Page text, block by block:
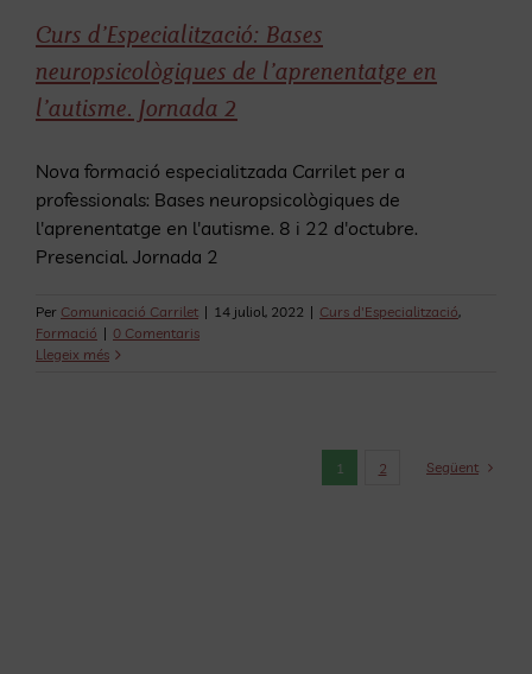
Curs d’Especialització: Bases
neuropsicològiques de l’aprenentatge en
l’autisme. Jornada 2
Nova formació especialitzada Carrilet per a
professionals: Bases neuropsicològiques de
l'aprenentatge en l'autisme. 8 i 22 d'octubre.
Presencial. Jornada 2
Per Comunicació Carrilet | 14 juliol, 2022 | Curs d'Especialització,
Formació | 0 Comentaris
Llegeix més
1 2 Següent